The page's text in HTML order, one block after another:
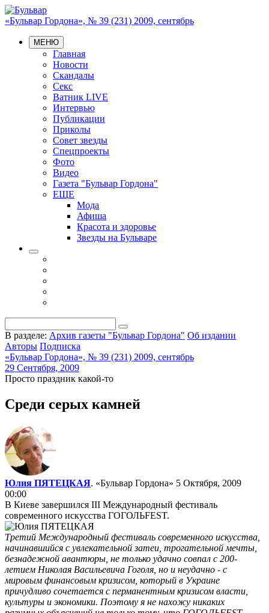
«Бульвар Гордона», № 39 (231) 2009, сентябрь
МЕНЮ
Главная
Новости
Скандалы
Секс
Ватник LIVE
Интервью
Публикации
Приколы
Совет звезды
Спецпроекты
Фото
Видео
Газета "Бульвар Гордона"
ЕЩЕ
Мода
Афиша
Красота и здоровье
Звезды на Бульваре
В разделе: Архив газеты "Бульвар Гордона" Об издании
Авторы Подписка
«Бульвар Гордона», № 39 (231) 2009, сентябрь
29 Сентября, 2009
Просто праздник какой-то
Среди серых камней
Юлия ПЯТЕЦКАЯ. «Бульвар Гордона» 5 Октября, 2009
00:00
В Киеве завершился III Международный фестиваль
современного искусства ГОГОЛЬFEST.
Третий Международный фестиваль современного искусства,
начинавшийся с увлекательной затеи, трогательной мечты,
безнадежной авантюры, не только удачно совпал с 200-
летием Николая Васильевича Гоголя, но и неудачно - с
мировым финансовым кризисом, который в Украине
причудливо сочетается с перманентным кризисом власти,
культуры и экономики. Поэтому я не нахожу никаких